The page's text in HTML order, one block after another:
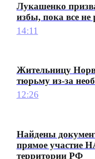
Лукашенко
избы, пока все не
14:11
Жительницу
тюрьму из-за
12:26
Найдены
прямое участие
территории РФ